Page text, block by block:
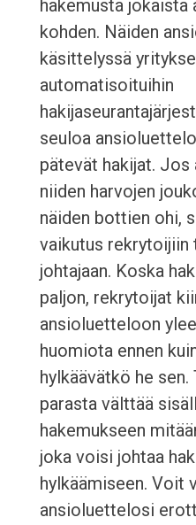
hakemusta jokaista
kohden. Näiden
käsittelyssä
automatisoituihin
seuloa
pätevät hakijat.
niiden harvojen
näiden bottien ohi,
vaikutus rekrytoijiin
johtajaan. Koska
paljon, rekrytoijat
ansioluetteloon
huomiota ennen
hylkäävätkö he
parasta välttää
hakemukseen
joka voisi johtaa
hylkäämiseen. Voit
ansioluettelosi